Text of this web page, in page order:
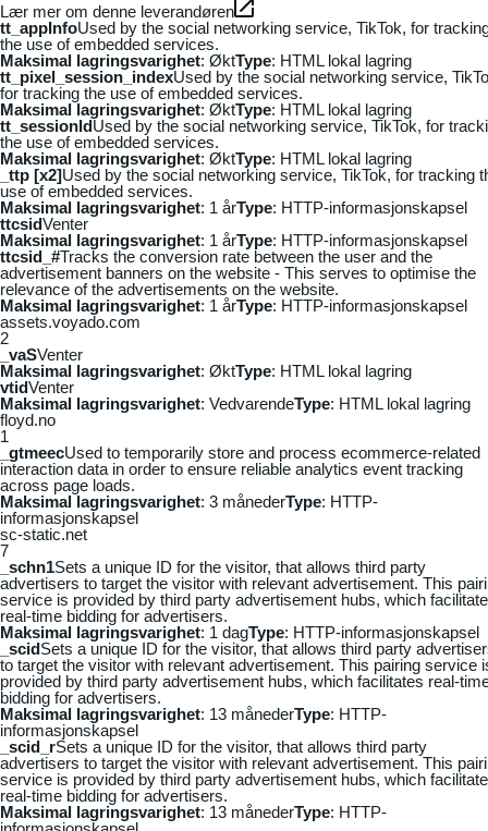
Lær mer om denne leverandøren
tt_appInfoUsed by the social networking service, TikTok, for
the use of embedded services.
Maksimal lagringsvarighet: ØktType: HTML lokal lagring
tt_pixel_session_indexUsed by the social networking service,
for tracking the use of embedded services.
Maksimal lagringsvarighet: ØktType: HTML lokal lagring
tt_sessionIdUsed by the social networking service, TikTok, for
the use of embedded services.
Maksimal lagringsvarighet: ØktType: HTML lokal lagring
_ttp [x2]Used by the social networking service, TikTok, for tracking
use of embedded services.
Maksimal lagringsvarighet: 1 årType: HTTP-informasjonskapsel
ttcsidVenter
Maksimal lagringsvarighet: 1 årType: HTTP-informasjonskapsel
ttcsid_#Tracks the conversion rate between the user and the
advertisement banners on the website - This serves to optimise the
relevance of the advertisements on the website.
Maksimal lagringsvarighet: 1 årType: HTTP-informasjonskapsel
assets.voyado.com
2
_vaSVenter
Maksimal lagringsvarighet: ØktType: HTML lokal lagring
vtidVenter
Maksimal lagringsvarighet: VedvarendeType: HTML lokal lagring
floyd.no
1
_gtmeecUsed to temporarily store and process ecommerce-related
interaction data in order to ensure reliable analytics event tracking
across page loads.
Maksimal lagringsvarighet: 3 månederType: HTTP-
informasjonskapsel
sc-static.net
7
_schn1Sets a unique ID for the visitor, that allows third party
advertisers to target the visitor with relevant advertisement. This
service is provided by third party advertisement hubs, which
real-time bidding for advertisers.
Maksimal lagringsvarighet: 1 dagType: HTTP-informasjonskapsel
_scidSets a unique ID for the visitor, that allows third party
to target the visitor with relevant advertisement. This pairing service
provided by third party advertisement hubs, which facilitates real-
bidding for advertisers.
Maksimal lagringsvarighet: 13 månederType: HTTP-
informasjonskapsel
_scid_rSets a unique ID for the visitor, that allows third party
advertisers to target the visitor with relevant advertisement. This
service is provided by third party advertisement hubs, which
real-time bidding for advertisers.
Maksimal lagringsvarighet: 13 månederType: HTTP-